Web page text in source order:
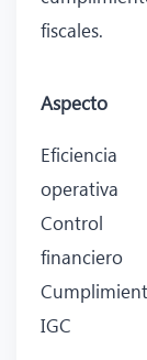
fiscales.
Aspecto
Eficiencia
operativa
Control
financiero
IGC